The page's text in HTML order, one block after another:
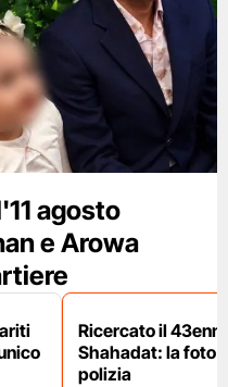
agosto
e Arowa
Ricercato il
Shahadat: la foto
polizia